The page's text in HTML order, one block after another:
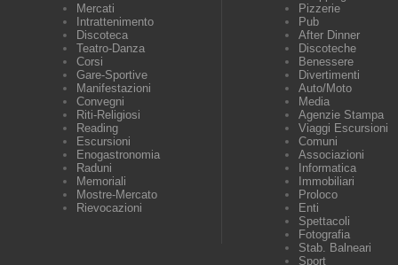
Mercati
Intrattenimento
Discoteca
Teatro-Danza
Corsi
Gare-Sportive
Manifestazioni
Convegni
Riti-Religiosi
Reading
Escursioni
Enogastronomia
Raduni
Memoriali
Mostre-Mercato
Rievocazioni
Pizzerie
Pub
After Dinner
Discoteche
Benessere
Divertimenti
Auto/Moto
Media
Agenzie Stampa
Viaggi Escursioni
Comuni
Associazioni
Informatica
Immobiliari
Proloco
Enti
Spettacoli
Fotografia
Stab. Balneari
Sport